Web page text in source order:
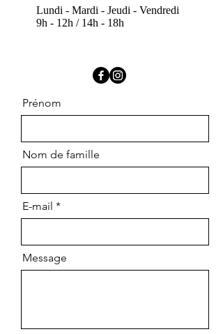
Lundi - Mardi - Jeudi - Vendredi
9h - 12h / 14h - 18h
Prénom
Nom de famille
E-mail
Message